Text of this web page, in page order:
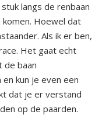
langs de renbaan
Hoewel dat
Als ik er ben,
Het gaat echt
de baan
kun je even een
dat je er verstand
op de paarden.